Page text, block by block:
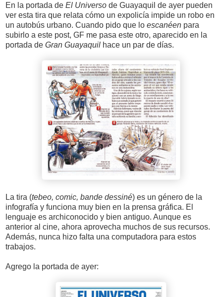
En la portada de El Universo de Guayaquil de ayer pueden
ver esta tira que relata cómo un expolicía impide un robo en
un autobús urbano. Cuando pido que lo escanéen para
subirlo a este post, GF me pasa este otro, aparecido en la
portada de Gran Guayaquil hace un par de días.
La tira (tebeo, comic, bande dessiné) es un género de la
infografía y funciona muy bien en la prensa gráfica. El
lenguaje es archiconocido y bien antiguo. Aunque es
anterior al cine, ahora aprovecha muchos de sus recursos.
Además, nunca hizo falta una computadora para estos
trabajos.
Agrego la portada de ayer: